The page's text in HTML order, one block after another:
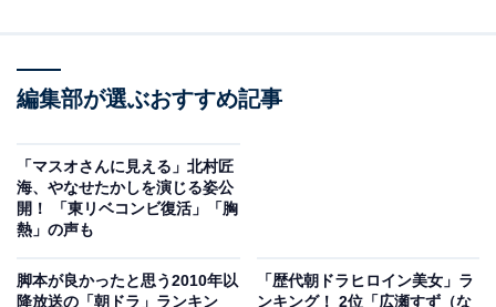
見どころです。
活躍中。今回演じるヒロイン・朝田のぶは、高知で家族
の愛情をたっぷり受けて育った三姉妹の長女役です。の
ぶは、県大会で優勝するほど足が速く、行動力があり人
ヒロインとなります。
編集部が選ぶおすすめ記事
「マスオさんに見える」北村匠
海、やなせたかしを演じる姿公
開！ 「東リベコンビ復活」「胸
熱」の声も
脚本が良かったと思う2010年以
降放送の「朝ドラ」ランキン
「歴代朝ドラヒロイン美女」ラ
ンキング！ 2位「広瀬すず（な